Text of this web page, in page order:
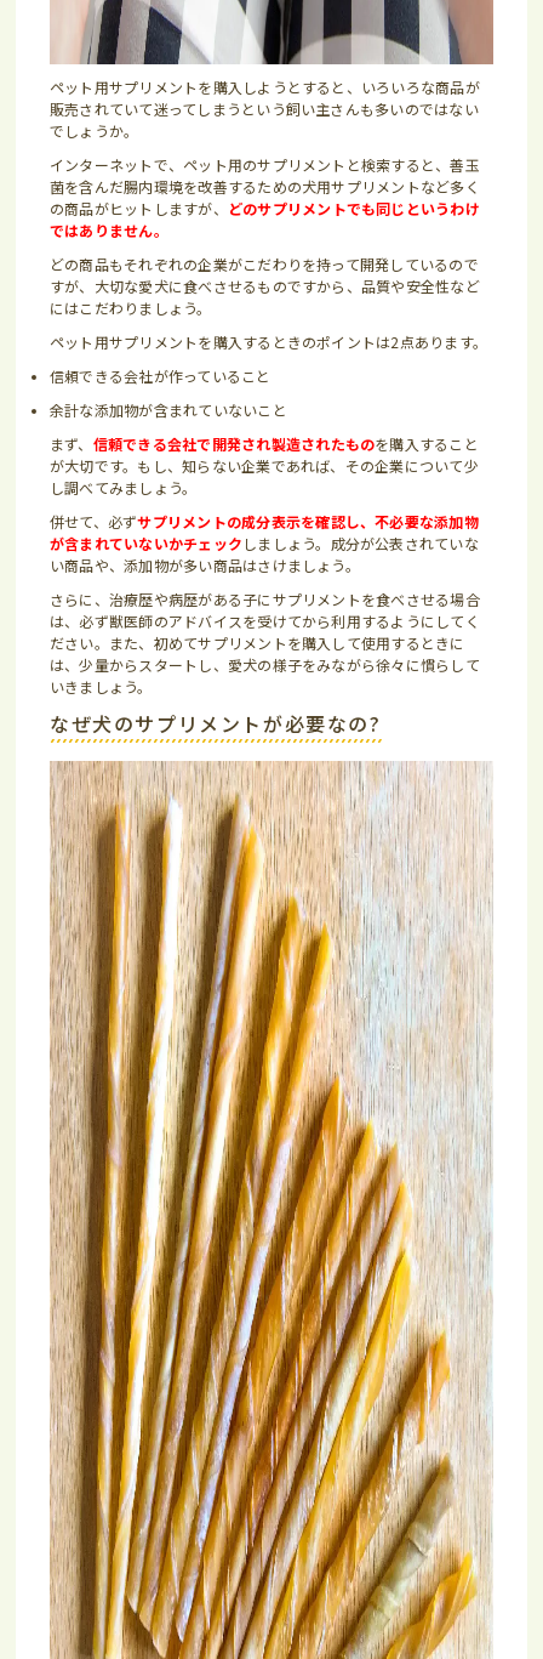
ペット用サプリメントを購入しようとすると、いろいろな商品が
販売されていて迷ってしまうという飼い主さんも多いのではない
でしょうか。
インターネットで、ペット用のサプリメントと検索すると、善玉
菌を含んだ腸内環境を改善するための犬用サプリメントなど多く
の商品がヒットしますが、
どのサプリメントでも同じというわけ
ではありません。
どの商品もそれぞれの企業がこだわりを持って開発しているので
すが、大切な愛犬に食べさせるものですから、品質や安全性など
にはこだわりましょう。
ペット用サプリメントを購入するときのポイントは2点あります。
信頼できる会社が作っていること
余計な添加物が含まれていないこと
まず、 信頼できる会社で開発され製造されたものを購入すること
が大切です。もし、知らない企業であれば、その企業について少
し調べてみましょう。
併せて、必ずサプリメントの成分表示を確認し、不必要な添加物
が含まれていないかチェック しましょう。成分が公表されていな
い商品や、添加物が多い商品はさけましょう。
さらに、治療歴や病歴がある子にサプリメントを食べさせる場合
は、必ず獣医師のアドバイスを受けてから利用するようにしてく
ださい。また、初めてサプリメントを購入して使用するときに
は、少量からスタートし、愛犬の様子をみながら徐々に慣らして
いきましょう。
なぜ犬のサプリメントが必要なの?